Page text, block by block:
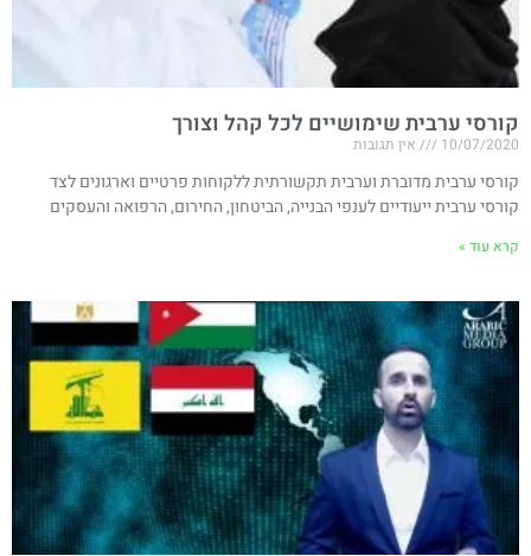
קורסי ערבית שימושיים לכל קהל וצורך
10/07/2020 אין תגובות
קורסי ערבית מדוברת וערבית תקשורתית ללקוחות פרטיים וארגונים לצד
קורסי ערבית ייעודיים לענפי הבנייה, הביטחון, החירום, הרפואה והעסקים
קרא עוד »